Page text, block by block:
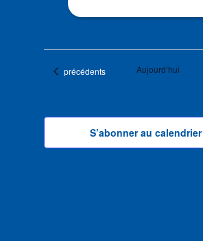
Évènements
précédents Aujourd’hui
S’abonner au calendrier